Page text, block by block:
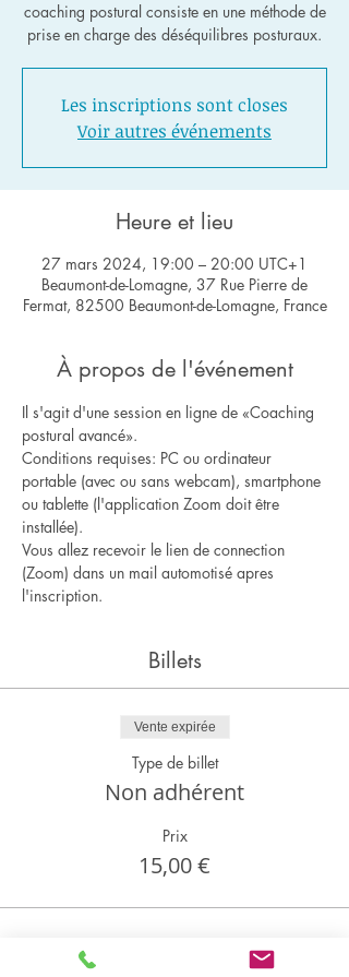
coaching postural consiste en une méthode de
Les inscriptions sont closes
Voir autres événements
Heure et lieu
27 mars 2024, 19:00 – 20:00 UTC+1
Beaumont-de-Lomagne, 37 Rue Pierre de
Fermat, 82500 Beaumont-de-Lomagne, France
À propos de l'événement
Il s'agit d'une session en ligne de «Coaching
postural avancé».
Conditions requises: PC ou ordinateur
portable (avec ou sans webcam), smartphone
ou tablette (l'application Zoom doit être
installée).
Vous allez recevoir le lien de connection
(Zoom) dans un mail automotisé apres
l'inscription.
Billets
Vente expirée
Type de billet
Non adhérent
Prix
15,00 €
Partager cet événement